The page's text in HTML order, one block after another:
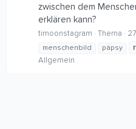
zwischen dem
erklären kann?
timoonstagram Thema
menschenbild
päpsy
Allgemein